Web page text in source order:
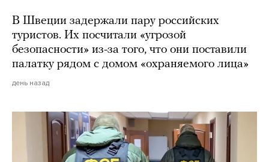
В Швеции задержали пару российских
туристов. Их посчитали «угрозой
безопасности» из-за того, что они поставили
палатку рядом с домом «охраняемого лица»
день назад